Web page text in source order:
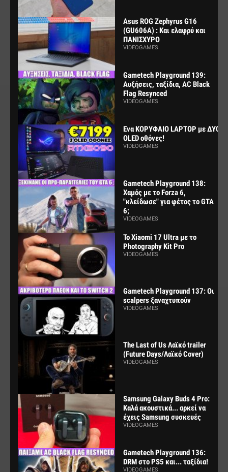
Asus ROG Zephyrus G16
(GU606A) : Και ελαφρύ και
ΠΑΝΙΣΧΥΡΟ
VIDEOGAMES
Gametech Playground 139:
Αυξήσεις, ταξίδια, AC Black
Flag Resynced
VIDEOGAMES
Ενα ΚΟΡΥΦΑΙΟ LAPTOP με ΔΥΟ
OLED οθόνες!
VIDEOGAMES
Gametech Playground 138:
Χαμός με το Forza 6,
"κλείδωσε" για φέτος το GTA
6;
VIDEOGAMES
Το Xiaomi 17 Ultra με το
Photography Kit Pro
VIDEOGAMES
Gametech Playground 137: Οι
scalpers ξαναχτυπούν
VIDEOGAMES
The Last of Us Λαϊκό trailer
(Future Days/Λαϊκό Cover)
VIDEOGAMES
Samsung Galaxy Buds 4 Pro:
Καλά ακουστικά... αρκεί να
έχεις Samsung συσκευές
VIDEOGAMES
Gametech Playground 136:
DRM στο PS5 και... ταξίδια!
VIDEOGAMES